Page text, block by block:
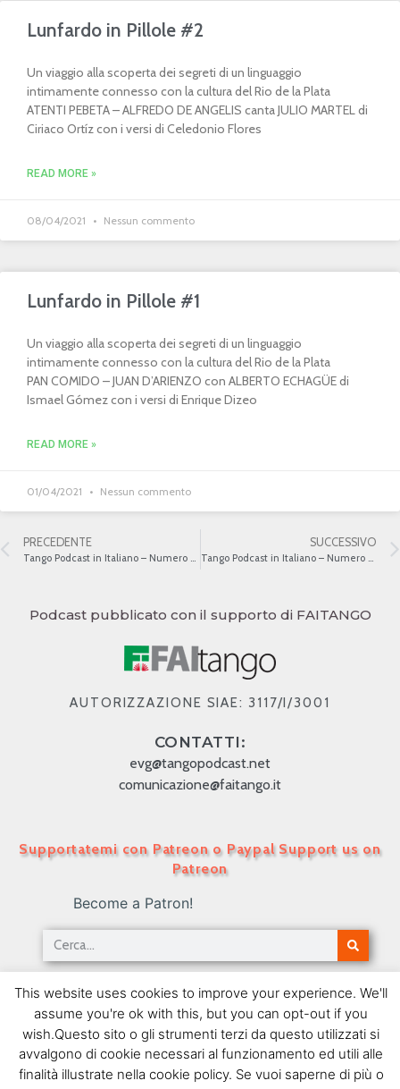
Lunfardo in Pillole #2
Un viaggio alla scoperta dei segreti di un linguaggio
intimamente connesso con la cultura del Rio de la Plata
ATENTI PEBETA – ALFREDO DE ANGELIS canta JULIO MARTEL di
Ciriaco Ortíz con i versi di Celedonio Flores
READ MORE »
08/04/2021 Nessun commento
Lunfardo in Pillole #1
Un viaggio alla scoperta dei segreti di un linguaggio
intimamente connesso con la cultura del Rio de la Plata
PAN COMIDO – JUAN D’ARIENZO con ALBERTO ECHAGÜE di
Ismael Gómez con i versi di Enrique Dizeo
READ MORE »
01/04/2021 Nessun commento
PRECEDENTE SUCCESSIVO
Podcast pubblicato con il supporto di FAITANGO
AUTORIZZAZIONE SIAE: 3117/I/3001
CONTATTI:
evg@tangopodcast.net
comunicazione@faitango.it
Supportatemi con Patreon o Paypal Support us on
Patreon
Become a Patron!
Tango Podcast in Italiano – Numero 462 – Il
Tango e il cinema argentino
02/09/2019
SEGUIMI SU FACEBOOK
This website uses cookies to improve your experience. We'll
assume you're ok with this, but you can opt-out if you
wish.Questo sito o gli strumenti terzi da questo utilizzati si
avvalgono di cookie necessari al funzionamento ed utili alle
finalità illustrate nella cookie policy. Se vuoi saperne di più o